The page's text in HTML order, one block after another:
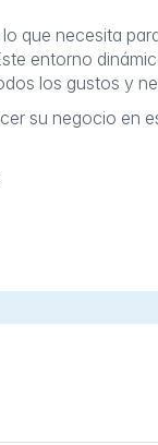
que necesita
entorno
los gustos y
su negocio en